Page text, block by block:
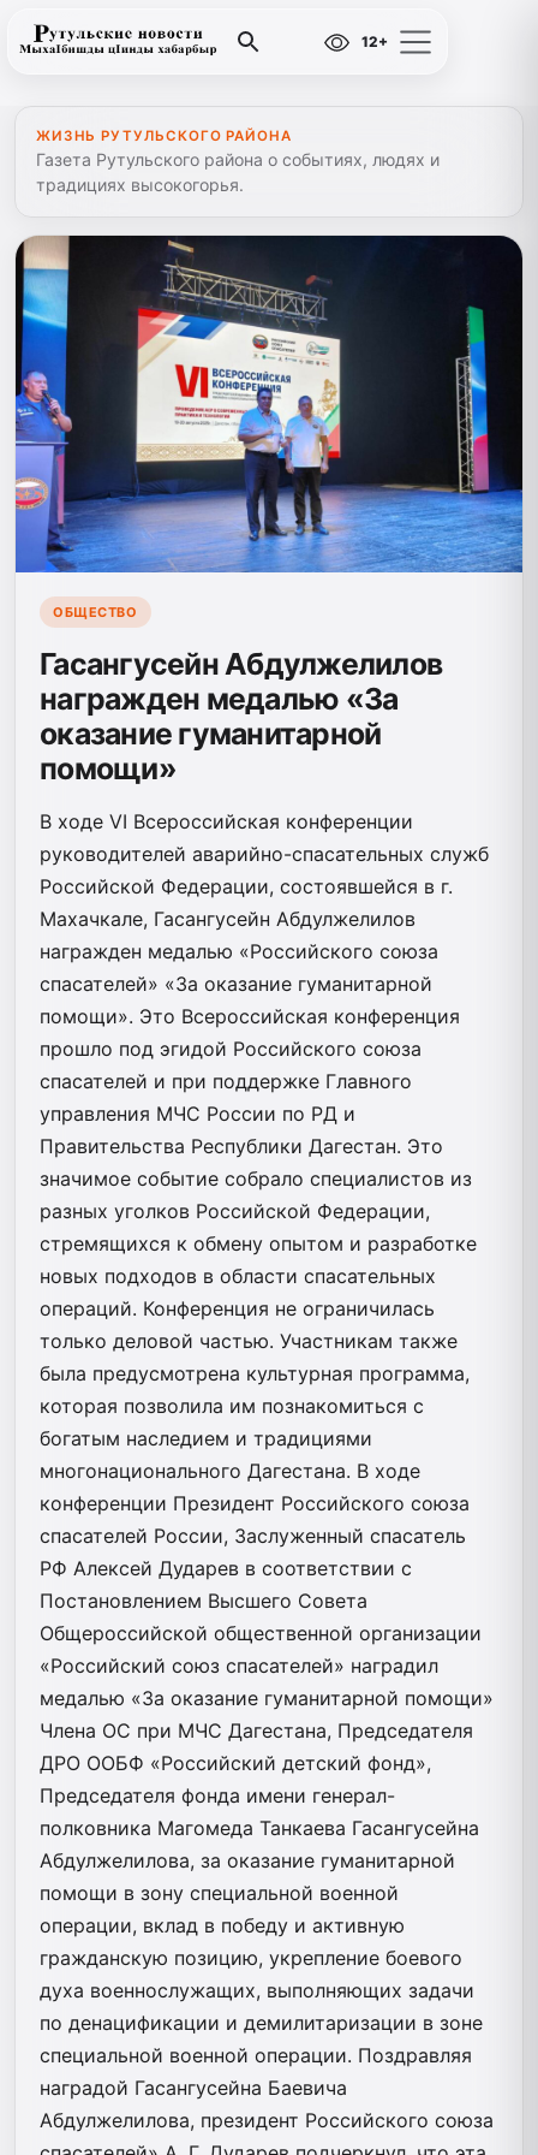
12+
ЖИЗНЬ РУТУЛЬСКОГО РАЙОНА
Газета Рутульского района о событиях, людях и
традициях высокогорья.
ОБЩЕСТВО
Гасангусейн Абдулжелилов
награжден медалью «За
оказание гуманитарной
помощи»
В ходе VI Всероссийская конференции
руководителей аварийно-спасательных служб
Российской Федерации, состоявшейся в г.
Махачкале, Гасангусейн Абдулжелилов
награжден медалью «Российского союза
спасателей» «За оказание гуманитарной
помощи». Это Всероссийская конференция
прошло под эгидой Российского союза
спасателей и при поддержке Главного
управления МЧС России по РД и
Правительства Республики Дагестан. Это
значимое событие собрало специалистов из
разных уголков Российской Федерации,
стремящихся к обмену опытом и разработке
новых подходов в области спасательных
операций. Конференция не ограничилась
только деловой частью. Участникам также
была предусмотрена культурная программа,
которая позволила им познакомиться с
богатым наследием и традициями
многонационального Дагестана. В ходе
конференции Президент Российского союза
спасателей России, Заслуженный спасатель
РФ Алексей Дударев в соответствии с
Постановлением Высшего Совета
Общероссийской общественной организации
«Российский союз спасателей» наградил
медалью «За оказание гуманитарной помощи»
Члена ОС при МЧС Дагестана, Председателя
ДРО ООБФ «Российский детский фонд»,
Председателя фонда имени генерал-
полковника Магомеда Танкаева Гасангусейна
Абдулжелилова, за оказание гуманитарной
помощи в зону специальной военной
операции, вклад в победу и активную
гражданскую позицию, укрепление боевого
духа военнослужащих, выполняющих задачи
по денацификации и демилитаризации в зоне
специальной военной операции. Поздравляя
наградой Гасангусейна Баевича
Абдулжелилова, президент Российского союза